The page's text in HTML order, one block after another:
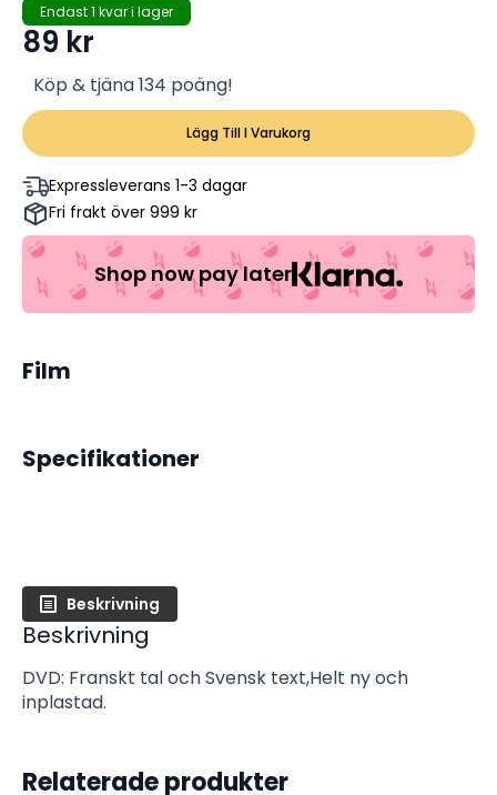
drabbat Europa.
Endast 1 kvar i lager
89 kr
Köp & tjäna 134 poäng!
Lägg Till I Varukorg
Expressleverans 1-3 dagar
Fri frakt över 999 kr
Shop now pay later
Film
Specifikationer
Beskrivning
Beskrivning
DVD: Franskt tal och Svensk text,Helt ny och
inplastad.
Relaterade produkter